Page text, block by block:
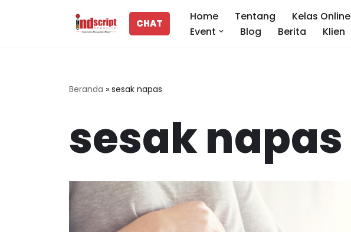
CHAT
Home Tentang Kelas Online
Event
Blog Berita Klien
Beranda » sesak napas
sesak napas